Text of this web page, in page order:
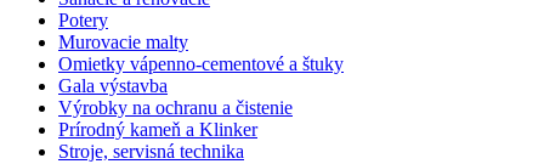
Potery
Murovacie malty
Omietky vápenno-cementové a štuky
Gala výstavba
Výrobky na ochranu a čistenie
Prírodný kameň a Klinker
Stroje, servisná technika